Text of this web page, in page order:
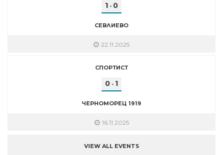
1 - 0
СЕВЛИЕВО
22.11.2025
СПОРТИСТ
0 - 1
ЧЕРНОМОРЕЦ 1919
16.11.2025
VIEW ALL EVENTS